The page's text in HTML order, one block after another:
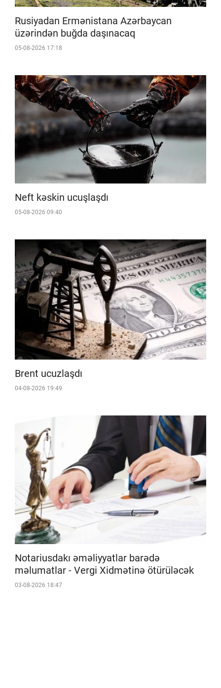
Rusiyadan Ermənistana Azərbaycan
üzərindən buğda daşınacaq
05-08-2026 17:18
Neft kəskin ucuşlaşdı
05-08-2026 09:40
Brent ucuzlaşdı
04-08-2026 19:49
Notariusdakı əməliyyatlar barədə
məlumatlar - Vergi Xidmətinə ötürüləcək
03-08-2026 18:47